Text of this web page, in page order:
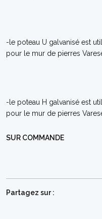
-le poteau U galvanisé est
pour le mur de pierres
-le poteau H galvanisé est
pour le mur de pierres
SUR COMMANDE
Partagez sur :